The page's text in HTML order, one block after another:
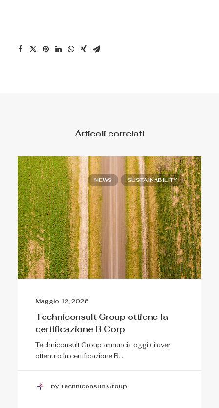
Articoli correlati
NEWS SUSTAINABILITY
Maggio 12, 2026
Techniconsult Group ottiene la
certificazione B Corp
Techniconsult Group annuncia oggi di aver
ottenuto la certificazione B…
by Techniconsult Group